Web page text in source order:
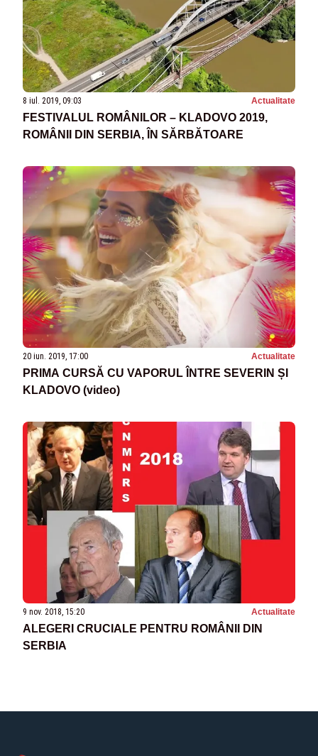
8 iul. 2019, 09:03 Actualitate
FESTIVALUL ROMÂNILOR – KLADOVO 2019,
ROMÂNII DIN SERBIA, ÎN SĂRBĂTOARE
20 iun. 2019, 17:00 Actualitate
PRIMA CURSĂ CU VAPORUL ÎNTRE SEVERIN ȘI
KLADOVO (video)
9 nov. 2018, 15:20 Actualitate
ALEGERI CRUCIALE PENTRU ROMÂNII DIN
SERBIA